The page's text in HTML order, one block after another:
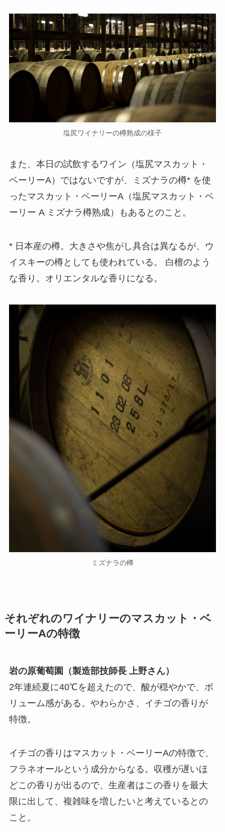
塩尻ワイナリーの樽熟成の様子
また、本日の試飲するワイン（塩尻マスカット・
ベーリーA）ではないですが、ミズナラの樽* を使
ったマスカット・ベーリーA（塩尻マスカット・ベ
ーリー A ミズナラ樽熟成）もあるとのこと。
* 日本産の樽。大きさや焦がし具合は異なるが、ウ
イスキーの樽としても使われている。 白檀のよう
な香り。オリエンタルな香りになる。
ミズナラの樽
それぞれのワイナリーのマスカット・ベ
ーリーAの特徴
岩の原葡萄園（製造部技師長 上野さん）
2年連続夏に40℃を超えたので、酸が穏やかで、ボ
リューム感がある。やわらかさ、イチゴの香りが
特徴。
イチゴの香りはマスカット・ベーリーAの特徴で、
フラネオールという成分からなる。収穫が遅いほ
どこの香りが出るので、生産者はこの香りを最大
限に出して、複雑味を増したいと考えているとの
こと。